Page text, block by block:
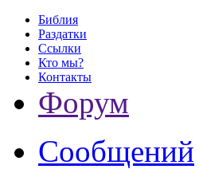
Библия
Раздатки
Ссылки
Кто мы?
Контакты
Форум
Сообщений